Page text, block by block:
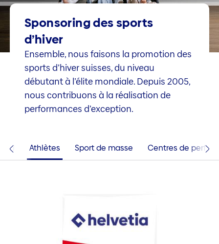
Sponsoring des sports
d’hiver
Ensemble, nous faisons la promotion des
sports d’hiver suisses, du niveau
débutant à l’élite mondiale. Depuis 2005,
nous contribuons à la réalisation de
performances d’exception.
Ski Athlètes Sport de masse Centres de